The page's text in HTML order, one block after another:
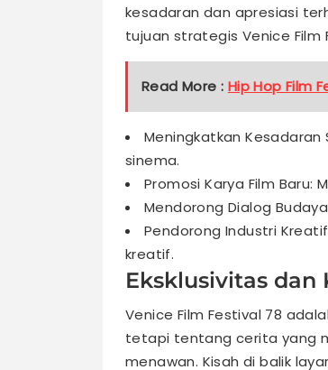
kesadaran dan apresiasi
tujuan strategis Venice Film
Read More : Hip Hop Film
Meningkatkan
sinema.
Promosi Karya Film
Mendorong Dialog
Pendorong Industri
kreatif.
Eksklusivitas dan
Venice Film Festival 78
tetapi tentang cerita yang
menawan. Kisah di balik